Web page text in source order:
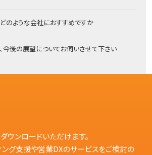
のような会社におすすめですか
今後の展望についてお伺いさせて下さい
ウンロードいただけます。
グ支援や営業DXのサービスをご検討の